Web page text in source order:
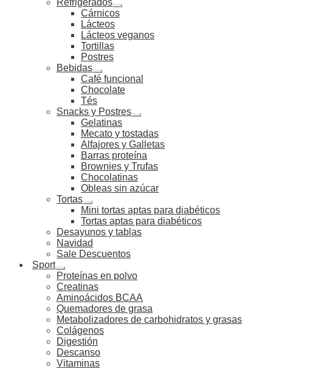
Refrigerados
Cárnicos
Lácteos
Lácteos veganos
Tortillas
Postres
Bebidas
Café funcional
Chocolate
Tés
Snacks y Postres
Gelatinas
Mecato y tostadas
Alfajores y Galletas
Barras proteína
Brownies y Trufas
Chocolatinas
Obleas sin azúcar
Tortas
Mini tortas aptas para diabéticos
Tortas aptas para diabéticos
Desayunos y tablas
Navidad
Sale Descuentos
Sport
Proteínas en polvo
Creatinas
Aminoácidos BCAA
Quemadores de grasa
Metabolizadores de carbohidratos y grasas
Colágenos
Digestión
Descanso
Vitaminas